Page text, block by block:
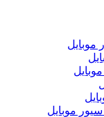
موبایل
موبایل